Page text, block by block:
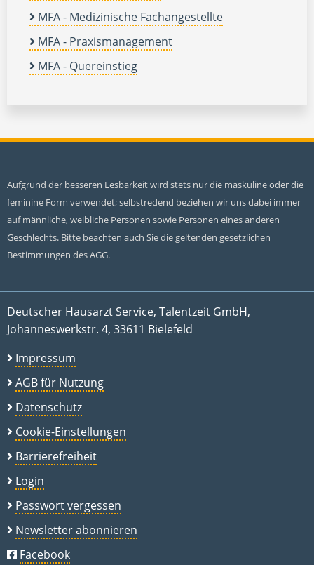
MFA - Medizinische Fachangestellte
MFA - Praxismanagement
MFA - Quereinstieg
Aufgrund der besseren Lesbarkeit wird stets nur die maskuline oder die
feminine Form verwendet; selbstredend beziehen wir uns dabei immer
auf männliche, weibliche Personen sowie Personen eines anderen
Geschlechts. Bitte beachten auch Sie die geltenden gesetzlichen
Bestimmungen des AGG.
Deutscher Hausarzt Service, Talentzeit GmbH,
Johanneswerkstr. 4, 33611 Bielefeld
Impressum
AGB für Nutzung
Datenschutz
Cookie-Einstellungen
Barrierefreiheit
Login
Passwort vergessen
Newsletter abonnieren
Facebook